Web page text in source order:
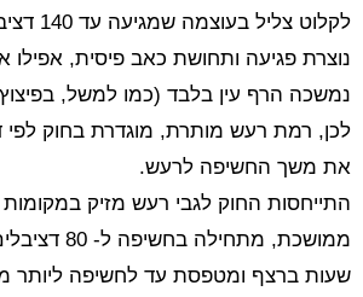
לקלוט
נוצרת פגיעה ותחושת כאב פיסית,
נמשכה הרף עין בלבד (כמו למשל,
לכן, רמת רעש מותרת, מוגדרת בחוק לפי
את משך החשיפה לרעש.
התייחסות החוק לגבי רעש מזיק